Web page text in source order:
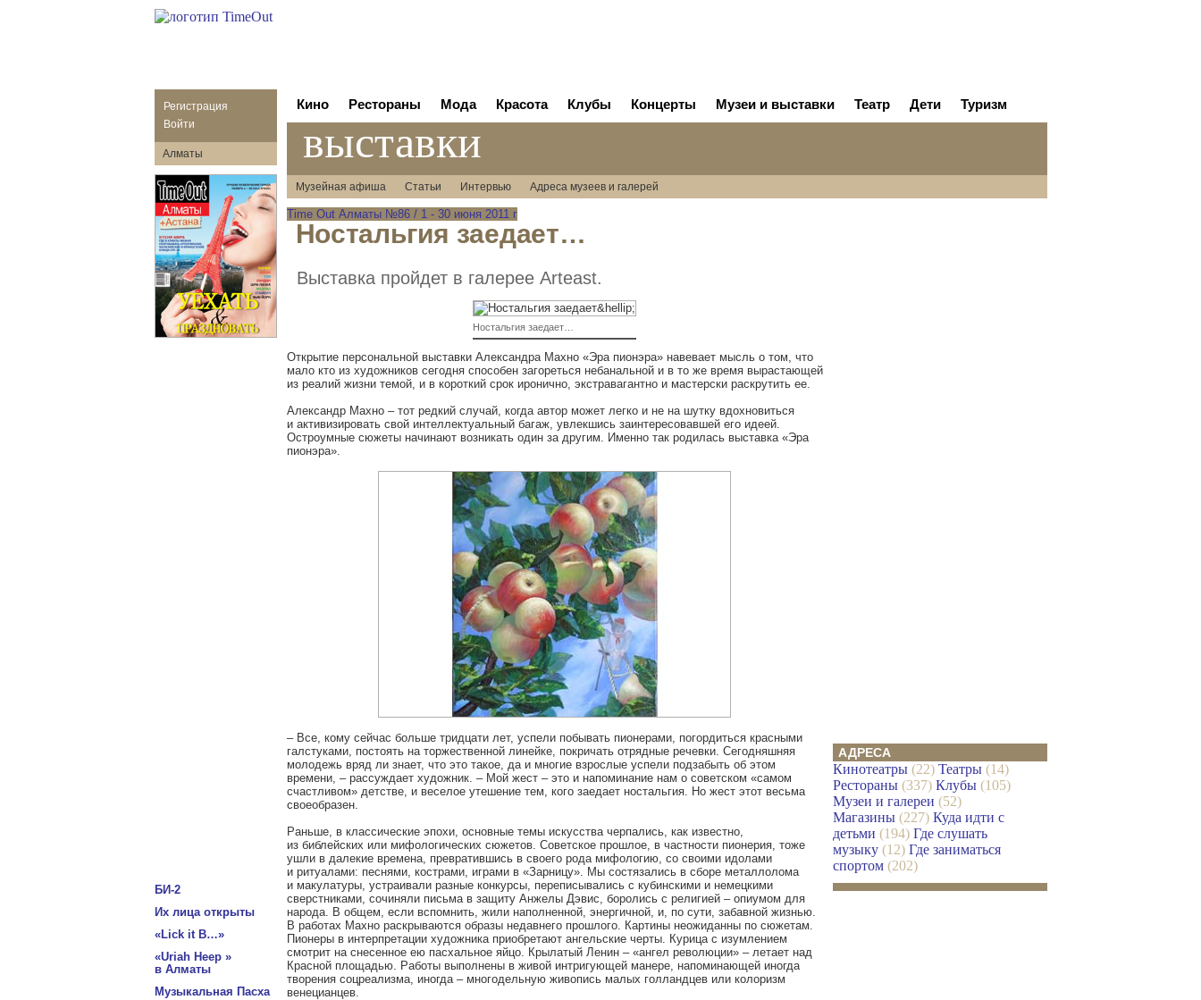
Регистрация
Войти
Алматы
БИ-2
Их лица открыты
«Lick it B…»
«Uriah Heep »
в Алматы
Музыкальная Пасха
Кино Рестораны Мода Красота Клубы Концерты Музеи и выставки Театр Дети Туризм
выставки
Музейная афиша Статьи Интервью Адреса музеев и галерей
Time Out Алматы №86 / 1 - 30 июня 2011 г
Ностальгия заедает…
Выставка пройдет в галерее Arteast.
Ностальгия заедает…
Открытие персональной выставки Александра Махно «Эра пионэра» навевает мысль о том, что
мало кто из художников сегодня способен загореться небанальной и в то же время вырастающей
из реалий жизни темой, и в короткий срок иронично, экстравагантно и мастерски раскрутить ее.
Александр Махно – тот редкий случай, когда автор может легко и не на шутку вдохновиться
и активизировать свой интеллектуальный багаж, увлекшись заинтересовавшей его идеей.
Остроумные сюжеты начинают возникать один за другим. Именно так родилась выставка «Эра
пионэра».
– Все, кому сейчас больше тридцати лет, успели побывать пионерами, погордиться красными
галстуками, постоять на торжественной линейке, покричать отрядные речевки. Сегодняшняя
молодежь вряд ли знает, что это такое, да и многие взрослые успели подзабыть об этом
времени, – рассуждает художник. – Мой жест – это и напоминание нам о советском «самом
счастливом» детстве, и веселое утешение тем, кого заедает ностальгия. Но жест этот весьма
своеобразен.
Раньше, в классические эпохи, основные темы искусства черпались, как известно,
из библейских или мифологических сюжетов. Советское прошлое, в частности пионерия, тоже
ушли в далекие времена, превратившись в своего рода мифологию, со своими идолами
и ритуалами: песнями, кострами, играми в «Зарницу». Мы состязались в сборе металлолома
и макулатуры, устраивали разные конкурсы, переписывались с кубинскими и немецкими
сверстниками, сочиняли письма в защиту Анжелы Дэвис, боролись с религией – опиумом для
народа. В общем, если вспомнить, жили наполненной, энергичной, и, по сути, забавной жизнью.
В работах Махно раскрываются образы недавнего прошлого. Картины неожиданны по сюжетам.
Пионеры в интерпретации художника приобретают ангельские черты. Курица с изумлением
смотрит на снесенное ею пасхальное яйцо. Крылатый Ленин – «ангел революции» – летает над
Красной площадью. Работы выполнены в живой интригующей манере, напоминающей иногда
творения соцреализма, иногда – многодельную живопись малых голландцев или колоризм
венецианцев.
АДРЕСА
Кинотеатры(22) Театры(14)
Рестораны(337) Клубы(105)
Музеи и галереи (52)
Магазины(227) Куда идти с
детьми (194) Где слушать
музыку(12) Где заниматься
спортом(202)